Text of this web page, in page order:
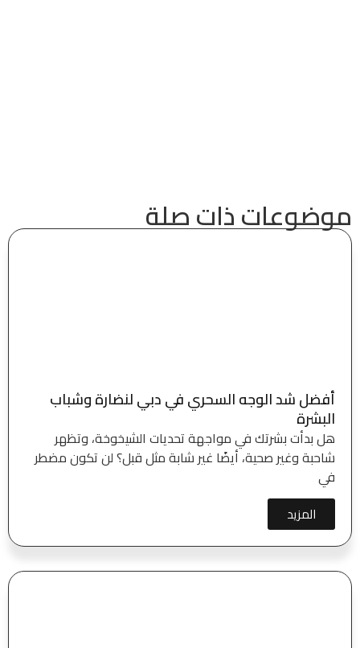
موضوعات ذات صلة
أفضل شد الوجه السحري في دبي لنضارة وشباب
البشرة
هل بدأت بشرتك في مواجهة تحديات الشيخوخة، وتظهر
شاحبة وغير صحية، أيضًا غير شابة مثل قبل؟ لن تكون مضطر
في
المزيد